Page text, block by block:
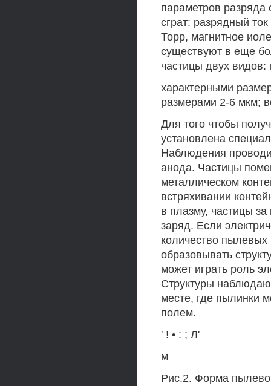
параметров разряда
сграт: разрядный
Торр, магнитное
существуют в еще
частицы двух
характерными
размерами 2-6 мкм;
Для того чтобы
установлена
Наблюдения
анода. Частицы
металлическом
встряхивании
в плазму, частицы
заряд. Если
количество пылевых
образовывать
может играть роль
Структуры
месте, где пылинки
полем.
' ! • : ; Л'
м
Рис.2. Форма